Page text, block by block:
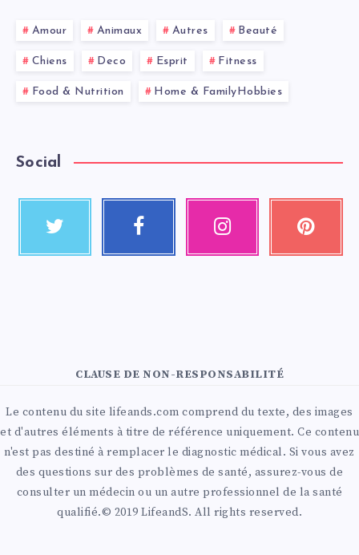
Amour Animaux Autres Beauté
Chiens Deco Esprit Fitness
Food & Nutrition Home & FamilyHobbies
Social
CLAUSE DE NON-RESPONSABILITÉ
Le contenu du site lifeands.com comprend du texte, des images
et d'autres éléments à titre de référence uniquement. Ce contenu
n'est pas destiné à remplacer le diagnostic médical. Si vous avez
des questions sur des problèmes de santé, assurez-vous de
consulter un médecin ou un autre professionnel de la santé
qualifié.© 2019 LifeandS. All rights reserved.